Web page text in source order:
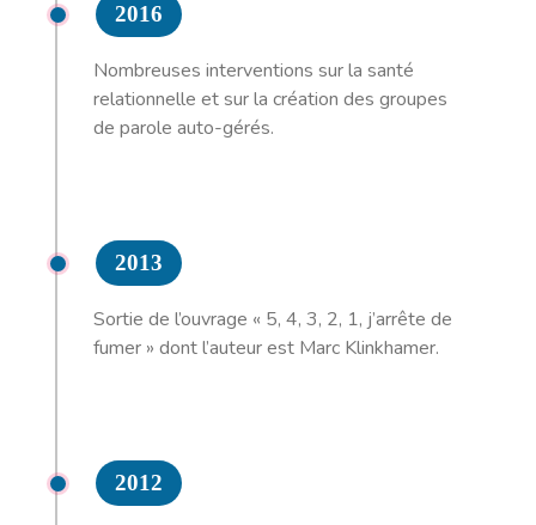
2016
Nombreuses interventions sur la santé
relationnelle et sur la création des groupes
de parole auto-gérés.
2013
Sortie de l’ouvrage « 5, 4, 3, 2, 1, j’arrête de
fumer » dont l’auteur est Marc Klinkhamer.
2012